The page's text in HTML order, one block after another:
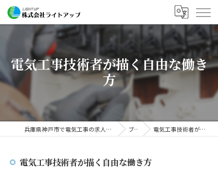
電気工事技術者が描く自由な働き
方
兵庫県神戸市で電気工事の求人なら株式会社ライトアップ ブログ 電気工事技術者が描く自由な働き方
電気工事技術者が描く自由な働き方